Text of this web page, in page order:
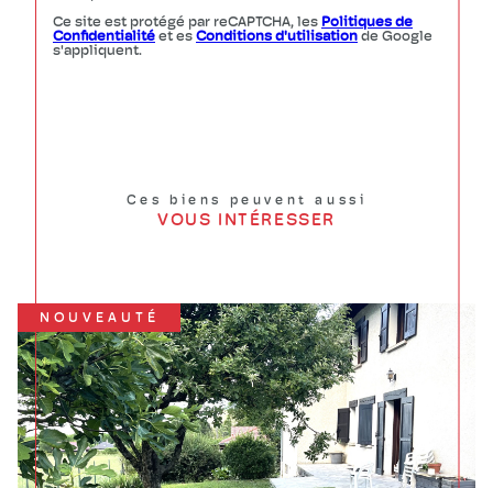
Ce site est protégé par reCAPTCHA, les Politiques de
Confidentialité et es Conditions d'utilisation de Google
s'appliquent.
Ces biens peuvent aussi
VOUS INTÉRESSER
NOUVEAUTÉ